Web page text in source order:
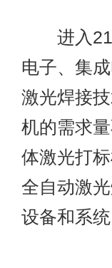
进入21
电子、集
激光焊接
机的需求
体激光打
全自动激
设备和系统